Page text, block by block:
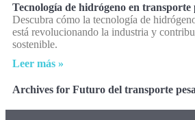
Tecnología de hidrógeno en transporte
Descubra cómo la tecnología de
está revolucionando la industria y
sostenible.
Leer más »
Archives for Futuro del transporte